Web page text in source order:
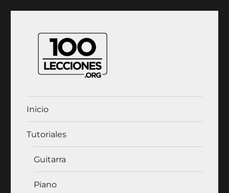
100Lecciones.Org
Inicio
Tutoriales
Guitarra
Piano